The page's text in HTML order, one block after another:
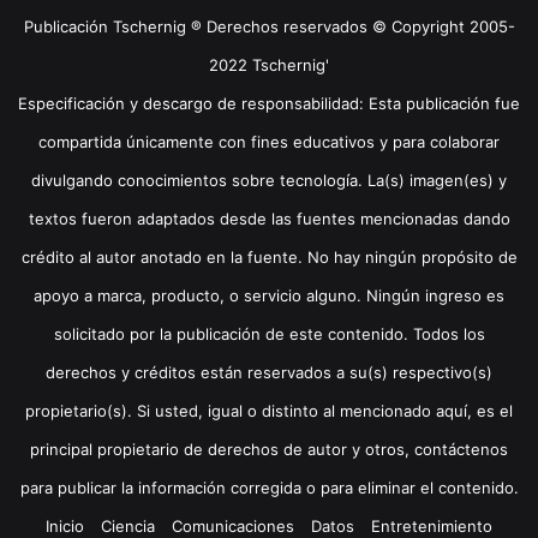
Publicación Tschernig ® Derechos reservados © Copyright 2005-
2022 Tschernig'
Especificación y descargo de responsabilidad: Esta publicación fue
compartida únicamente con fines educativos y para colaborar
divulgando conocimientos sobre tecnología. La(s) imagen(es) y
textos fueron adaptados desde las fuentes mencionadas dando
crédito al autor anotado en la fuente. No hay ningún propósito de
apoyo a marca, producto, o servicio alguno. Ningún ingreso es
solicitado por la publicación de este contenido. Todos los
derechos y créditos están reservados a su(s) respectivo(s)
propietario(s). Si usted, igual o distinto al mencionado aquí, es el
principal propietario de derechos de autor y otros, contáctenos
para publicar la información corregida o para eliminar el contenido.
Inicio
Ciencia Comunicaciones Datos Entretenimiento